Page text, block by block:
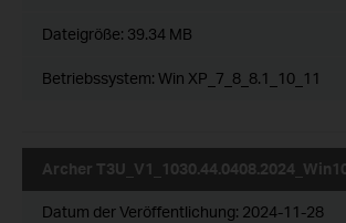
Dateigröße: 39.34 MB
Betriebssystem: Win XP_7_8_8.1_10_11
Archer
Datum der Veröffentlichung: 2024-11-28